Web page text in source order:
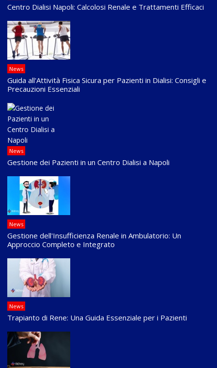
Centro Dialisi Napoli: Calcolosi Renale e Trattamenti Efficaci
News
Guida all'Attività Fisica Sicura per Pazienti in Dialisi: Consigli e
Precauzioni Essenziali
News
Gestione dei Pazienti in un Centro Dialisi a Napoli
News
Gestione dell'Insufficienza Renale in Ambulatorio: Un
Approccio Completo e Integrato
News
Trapianto di Rene: Una Guida Essenziale per i Pazienti